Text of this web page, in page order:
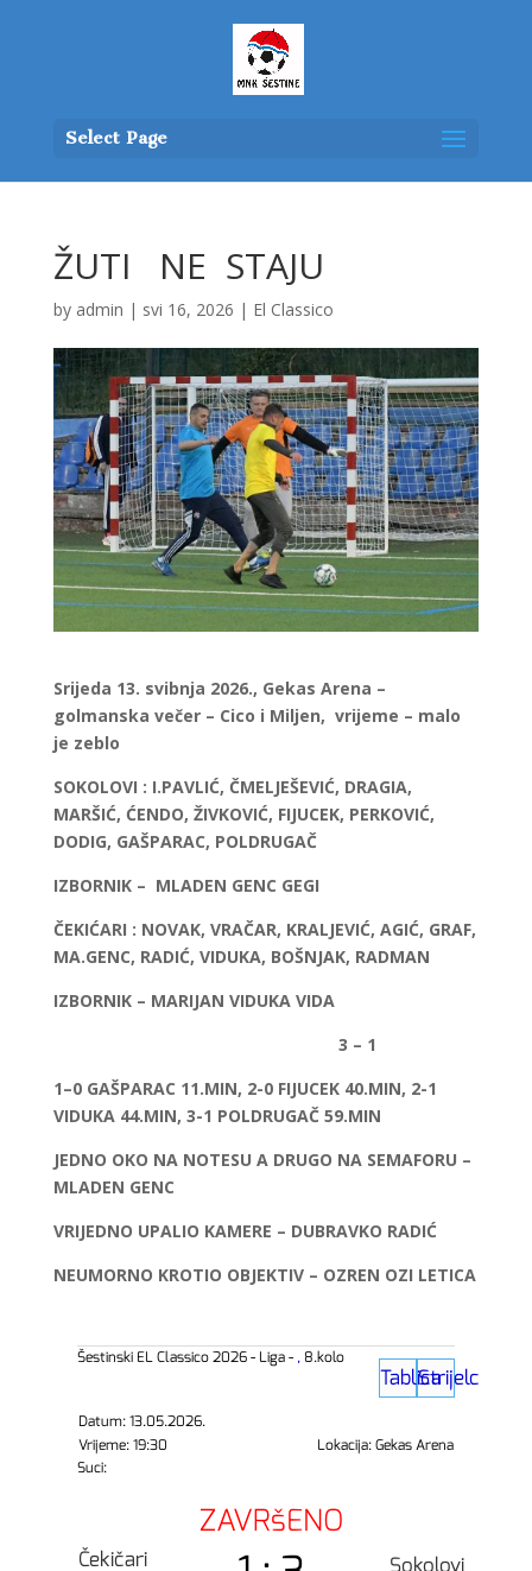
Select Page
ŽUTI NE STAJU
by admin | svi 16, 2026 | El Classico
Srijeda 13. svibnja 2026., Gekas Arena –
golmanska večer – Cico i Miljen, vrijeme – malo
je zeblo
SOKOLOVI : I.PAVLIĆ, ČMELJEŠEVIĆ, DRAGIA,
MARŠIĆ, ĆENDO, ŽIVKOVIĆ, FIJUCEK, PERKOVIĆ,
DODIG, GAŠPARAC, POLDRUGAČ
IZBORNIK – MLADEN GENC GEGI
ČEKIĆARI : NOVAK, VRAČAR, KRALJEVIĆ, AGIĆ, GRAF,
MA.GENC, RADIĆ, VIDUKA, BOŠNJAK, RADMAN
IZBORNIK – MARIJAN VIDUKA VIDA
3 – 1
1–0 GAŠPARAC 11.MIN, 2-0 FIJUCEK 40.MIN, 2-1
VIDUKA 44.MIN, 3-1 POLDRUGAČ 59.MIN
JEDNO OKO NA NOTESU A DRUGO NA SEMAFORU –
MLADEN GENC
VRIJEDNO UPALIO KAMERE – DUBRAVKO RADIĆ
NEUMORNO KROTIO OBJEKTIV – OZREN OZI LETICA